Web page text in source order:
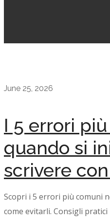
June 25, 2026
I 5 errori
quando si
scrivere
Scopri i 5 errori più comuni
come evitarli. Consigli